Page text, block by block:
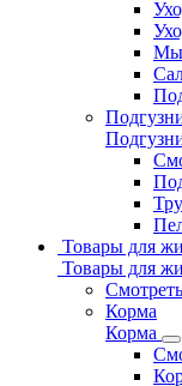
Товары для
Товары для
Корма
Корма